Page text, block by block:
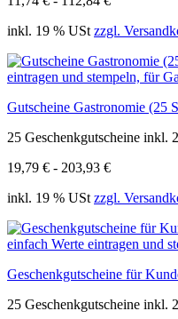
inkl. 19 % USt zzgl.
Gutscheine Gastronomie (25
25 Geschenkgutscheine inkl.
19,79 € - 203,93 €
inkl. 19 % USt zzgl.
Geschenkgutscheine für
25 Geschenkgutscheine inkl.